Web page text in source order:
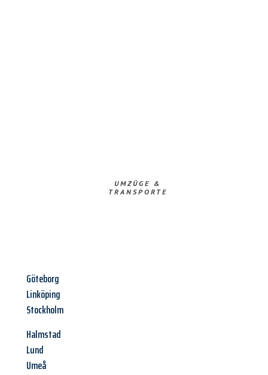
UMZÜGE &
TRANSPORTE
Göteborg
Linköping
Stockholm
Halmstad
Lund
Umeå